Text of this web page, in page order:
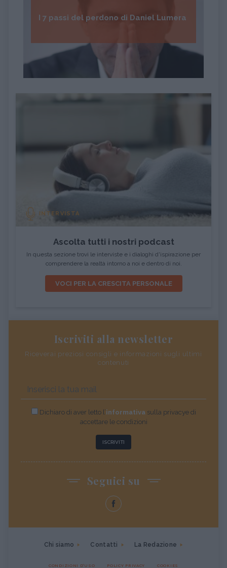
I 7 passi del perdono di Daniel Lumera
INTERVISTA
Ascolta tutti i nostri podcast
In questa sezione trovi le interviste e i dialoghi d'ispirazione per
comprendere la realtà intorno a noi e dentro di noi.
VOCI PER LA CRESCITA PERSONALE
Iscriviti alla newsletter
Riceverai preziosi consigli e informazioni sugli ultimi
contenuti
Dichiaro di aver letto l’informativa sulla privacye di
accettare le condizioni
ISCRIVITI
Seguici su
Chi siamo Contatti La Redazione
CONDIZIONI D'USO POLICY PRIVACY COOKIES